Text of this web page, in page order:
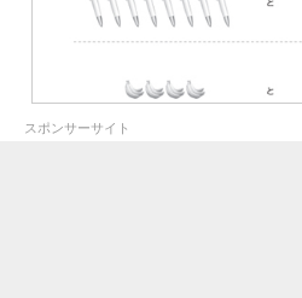
スポンサーサイト